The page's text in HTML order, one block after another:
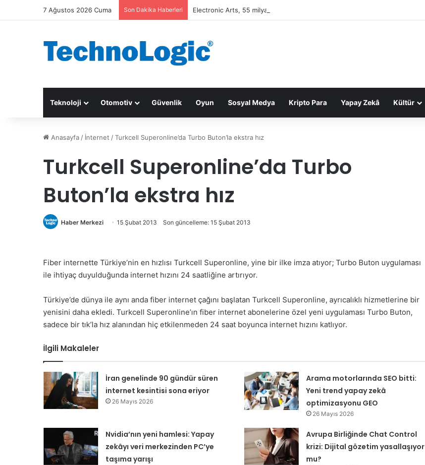
7 Ağustos 2026 Cuma Son Dakika Haberleri Electronic Arts, 55 milyar dolarlık anlaşmayla Suudi Arabistan’ın oldu
Teknoloji Otomotiv Güvenlik Oyun Sosyal Medya Kripto Para Yapay Zekâ Kültür
Anasayfa / İnternet /Turkcell Superonline’da Turbo Buton’la ekstra hız
Turkcell Superonline’da Turbo
Buton’la ekstra hız
Haber Merkezi 15 Şubat 2013 Son güncelleme: 15 Şubat 2013
Fiber internette Türkiye’nin en hızlısı Turkcell Superonline, yine bir ilke imza atıyor; Turbo Buton uygulaması
ile ihtiyaç duyulduğunda internet hızını 24 saatliğine artırıyor.
Türkiye’de dünya ile aynı anda fiber internet çağını başlatan Turkcell Superonline, ayrıcalıklı hizmetlerine bir
yenisini daha ekledi. Turkcell Superonline’ın fiber internet abonelerine özel yeni uygulaması Turbo Buton,
sadece bir tık’la hız alanından hiç etkilenmeden 24 saat boyunca internet hızını katlıyor.
İlgili Makaleler
İran genelinde 90 gündür süren
internet kesintisi sona eriyor
26 Mayıs 2026
Arama motorlarında SEO bitti:
Yeni trend yapay zekâ
optimizasyonu GEO
26 Mayıs 2026
Nvidia’nın yeni hamlesi: Yapay
zekâyı veri merkezinden PC’ye
taşıma yarışı
Avrupa Birliğinde Chat Control
krizi: Dijital gözetim yasallaşıyor
mu?